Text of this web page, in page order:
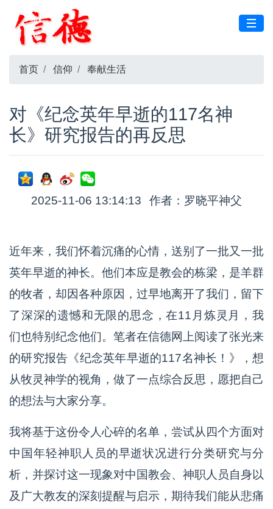
首页 信仰 奉献生活
对《纪念英年早逝的117名神
长》研究报告的再反思
2025-11-06 13:14:13 作者：罗晓平神父
近年来，我们怀着沉痛的心情，送别了一批又一批
英年早逝的神长。他们本应是教会的栋梁，是羊群
的牧者，却因各种原因，过早地离开了我们，留下
了深深的遗憾和无限的思念，在11月炼灵月，我
们也特别纪念他们。笔者在信德网上阅读了张光来
的研究报告《纪念英年早逝的117名神长！》，想
从牧灵神学的视角，做了一点综合反思，愿把自己
的想法与大家分享。
我将基于这份令人心碎的名单，尝试从四个方面对
中国年轻神职人员的早逝状况进行分类研究与分
析，并探讨这一现象对中国教会、神职人员自身以
及广大教友的深刻提醒与启示，期待我们能从悲痛